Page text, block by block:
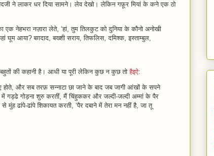
ने लाकर धर दिया सामने। लेव देखो। लेकिन गफ़ूर मियां के कने एक ठो
नेहभरा नज़ारा लेते, ‘हां, तुम तिलकुट को दुनिया के कौनो अनोखी
घूम आया? बग़दाद, बख्‍शी सराय, तिफलिस, दमिश्‍क, इस्‍ताम्‍बुल,
की कहानी है। आधी या पूरी लेकिन कुछ न कुछ तोहैइऐ:
होते, और सब तरफ़ सन्‍नाटा छा जाने के बाद जब जागी आंखों के सपने
गड्ढे गोड़ना शुरु करतीं, मैं चिंहुककर और जल्‍दी-जल्‍दी अम्‍मां के पैर
मुंह ढांपे-ढांपे शिकायत करती, ‘पैर दबाने में तेरा मन नहीं है, जा तू